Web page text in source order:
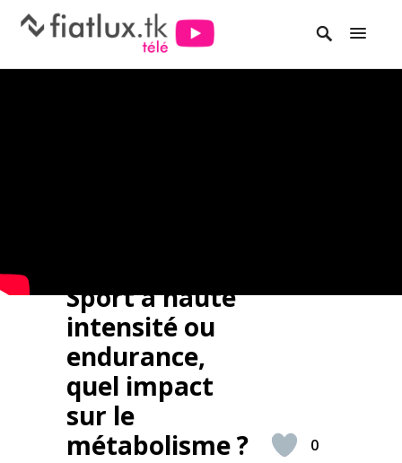
Sport à haute
intensité ou
endurance,
quel impact
sur le
métabolisme ?
0